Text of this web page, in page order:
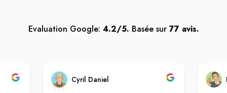
Evaluation Google: 4.2/5. Basée sur 77 avis.
Cyril Daniel